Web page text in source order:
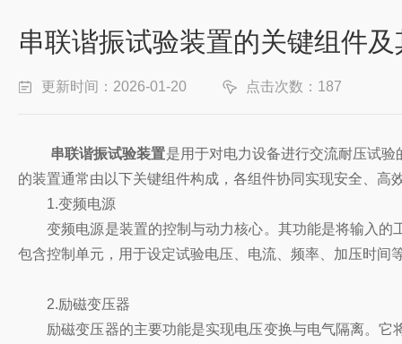
串联谐振试验装置的关键组件
更新时间：2026-01-20 点击次数：187
串联谐振试验装置是用于对电力设备进行交流耐压试
的装置通常由以下关键组件构成，各组件协同实现安全、高
1.变频电源
变频电源是装置的控制与动力核心。其功能是将输入的
包含控制单元，用于设定试验电压、电流、频率、加压时
2.励磁变压器
励磁变压器的主要功能是实现电压变换与电气隔离。它